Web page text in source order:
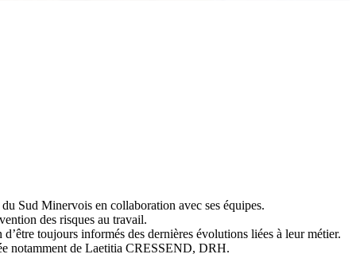
Sud Minervois en collaboration avec ses équipes.
des risques au travail.
toujours informés des dernières évolutions liées à leur métier.
notamment de Laetitia CRESSEND, DRH.